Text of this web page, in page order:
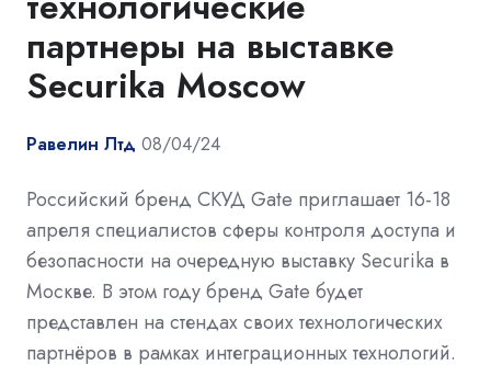
партнеры на выставке
Securika Moscow
Равелин Лтд 08/04/24
Российский бренд СКУД Gate приглашает 16-18
апреля специалистов сферы контроля доступа и
безопасности на очередную выставку Securika в
Москве. В этом году бренд Gate будет
представлен на стендах своих технологических
партнёров в рамках интеграционных технологий.